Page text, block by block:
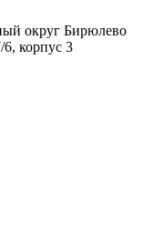
округ Бирюлево
корпус 3